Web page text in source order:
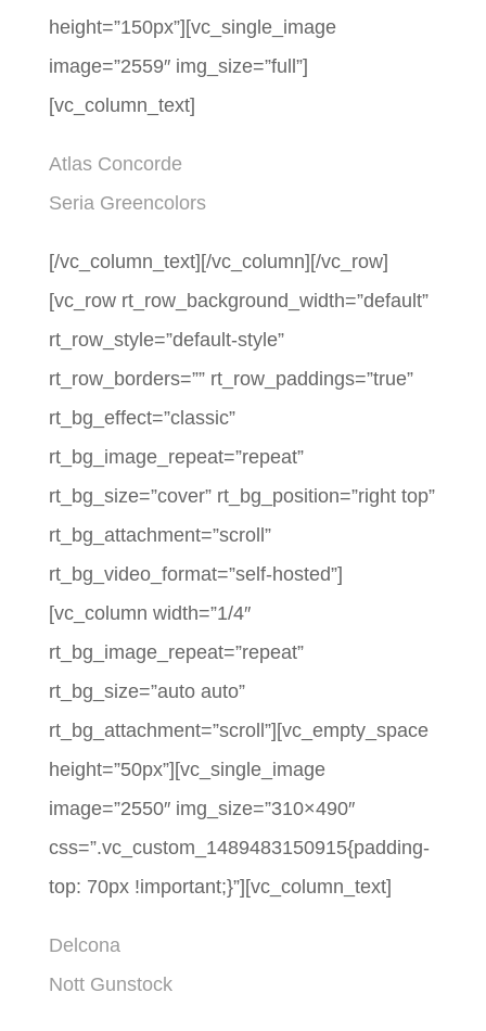
height=”150px”][vc_single_image
image=”2559″ img_size=”full”]
[vc_column_text]
Atlas Concorde
Seria Greencolors
[/vc_column_text][/vc_column][/vc_row]
[vc_row rt_row_background_width=”default”
rt_row_style=”default-style”
rt_row_borders=”” rt_row_paddings=”true”
rt_bg_effect=”classic”
rt_bg_image_repeat=”repeat”
rt_bg_size=”cover” rt_bg_position=”right top”
rt_bg_attachment=”scroll”
rt_bg_video_format=”self-hosted”]
[vc_column width=”1/4″
rt_bg_image_repeat=”repeat”
rt_bg_size=”auto auto”
rt_bg_attachment=”scroll”][vc_empty_space
height=”50px”][vc_single_image
image=”2550″ img_size=”310×490″
css=”.vc_custom_1489483150915{padding-
top: 70px !important;}”][vc_column_text]
Delcona
Nott Gunstock